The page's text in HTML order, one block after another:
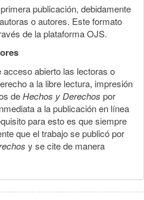
publicación, debidamente
o autores. Este formato
de la plataforma OJS.
abierto las lectoras o
a la libre lectura, impresión
deHechos y Derechos por
a la publicación en línea
para esto es que siempre
que el trabajo se publicó por
y se cite de manera